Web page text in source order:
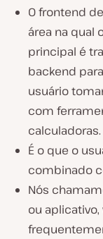
O frontend
área na qual
principal é
backend
usuário
com
calculadoras.
É o que o
combinado
Nós
ou